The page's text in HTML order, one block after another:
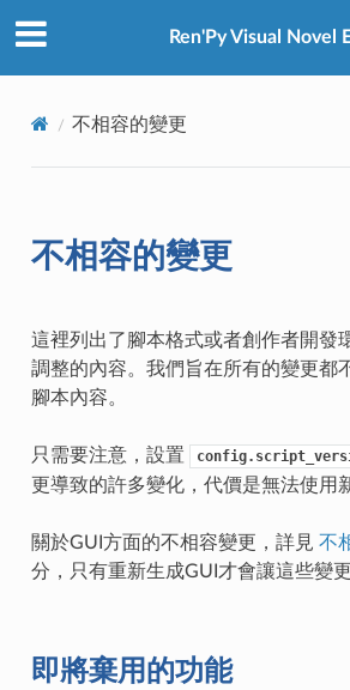
Ren'Py Visual Novel
不相容的變更
不相容的變更
這裡列出了腳本格式或者創作者開發
調整的內容。我們旨在所有的變更都
腳本內容。
只需要注意，設置
更導致的許多變化，代價是無法使用
關於GUI方面的不相容變更，詳見 不
分，只有重新生成GUI才會讓這些變更
即將棄用的功能